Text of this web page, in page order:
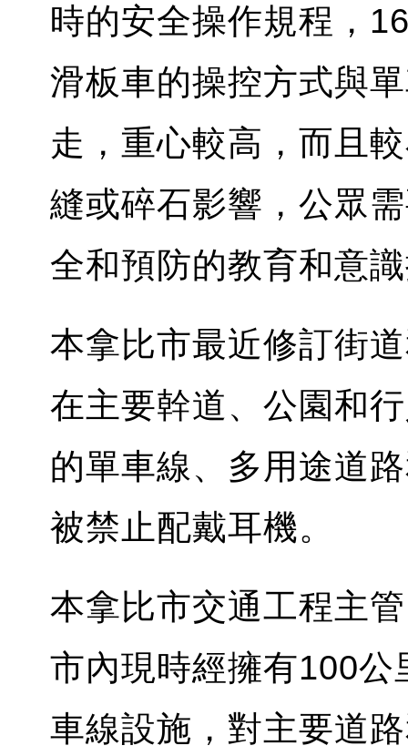
時的安全操作規程，
滑板車的操控方式與
走，重心較高，而且
縫或碎石影響，公眾
全和預防的教育和意
本拿比市最近修訂街
在主要幹道、公園和
的單車線、多用途道
被禁止配戴耳機。
本拿比市交通工程主
市內現時經擁有100
車線設施，對主要道